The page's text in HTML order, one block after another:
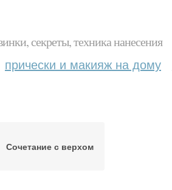
секреты, техника нанесения
прически и макияж на дому
Сочетание с верхом